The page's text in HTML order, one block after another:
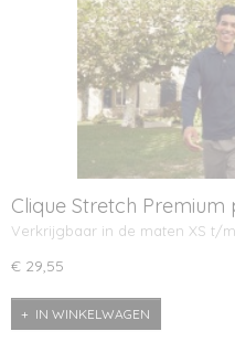
Clique Stretch Premium
Verkrijgbaar in de maten XS t/m
€ 29,55
IN WINKELWAGEN